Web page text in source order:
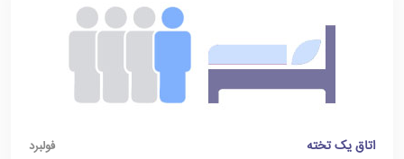
اتاق یک تخته فولبرد